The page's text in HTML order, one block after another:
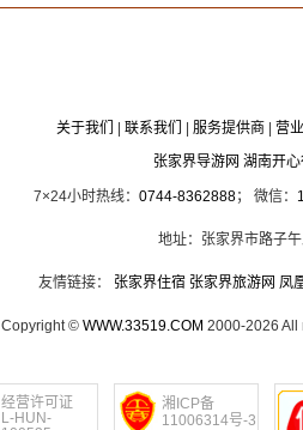
关于我们 联系我们 服务提供商
营
张家界导游网 湖南开
7×24小时热线： 0744-8362888； 微信：
地址：张家界市路子
友情链接： 张家界住宿 张家界旅游网 凤
Copyright © WWW.33519.COM 2000-2026 All
经营许可证
L-HUN-
湘ICP备
11006314号-3